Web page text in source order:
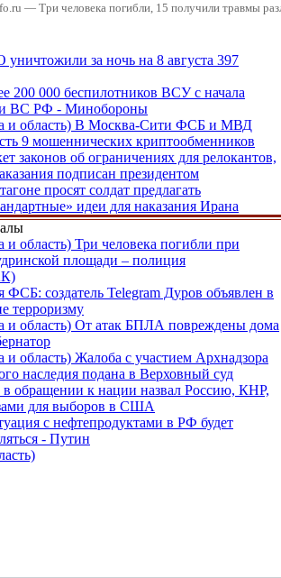
— Три человека погибли, 15 получили травмы
за ночь на 8 августа 397
200 000 беспилотников ВСУ с начала
ВС РФ - Минобороны
и область) В Москва-Сити ФСБ и МВД
9 мошеннических криптообменников
законов об ограничениях для релокантов,
подписан президентом
просят солдат предлагать
идеи для наказания Ирана
и область) Три человека погибли при
площади – полиция
ФСБ: создатель Telegram Дуров объявлен в
терроризму
и область) От атак БПЛА повреждены дома
и область) Жалоба с участием Архнадзора
наследия подана в Верховный суд
обращении к нации назвал Россию, КНР,
для выборов в США
с нефтепродуктами в РФ будет
- Путин